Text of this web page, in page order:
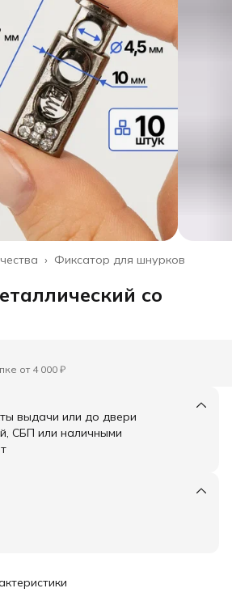
Фиксатор для шнурков
›
со
от 4 000 ₽
выдачи или до двери
СБП или наличными